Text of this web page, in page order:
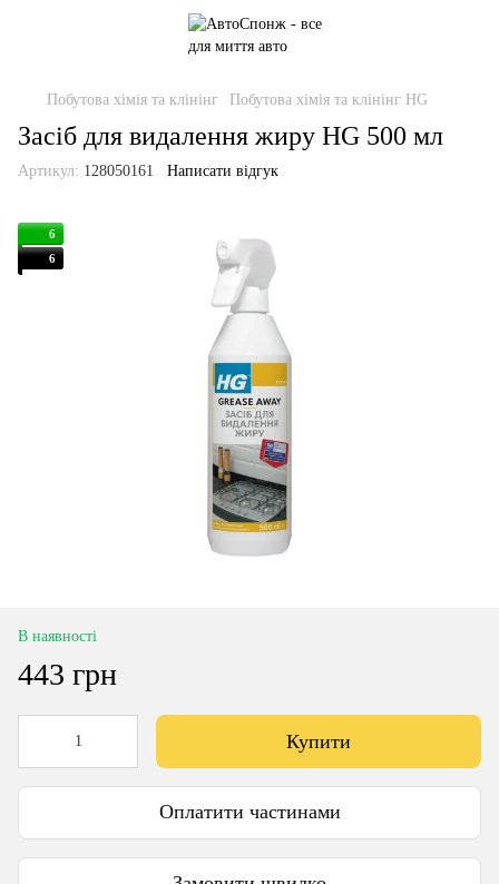
Побутова хімія та клінінг Побутова хімія та клінінг HG
Засіб для видалення жиру HG 500 мл
Артикул: 128050161 Написати відгук
6
6
В наявності
443 грн
Купити
Оплатити частинами